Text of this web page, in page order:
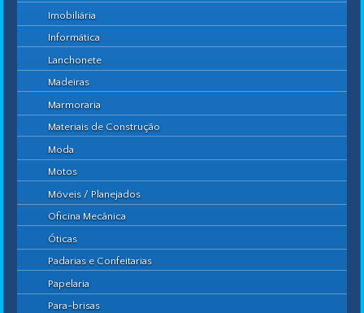
Imobiliária
Informática
Lanchonete
Madeiras
Marmoraria
Materiais de Construção
Moda
Motos
Móveis / Planejados
Oficina Mecânica
Óticas
Padarias e Confeitarias
Papelaria
Para-brisas